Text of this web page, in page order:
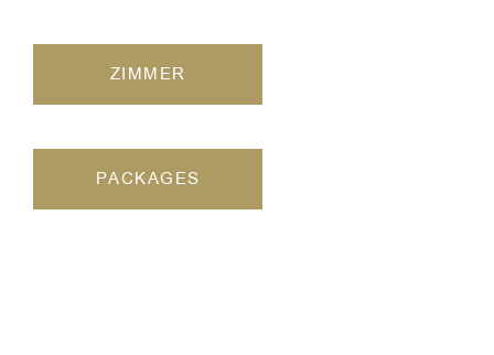
ZIMMER
PACKAGES